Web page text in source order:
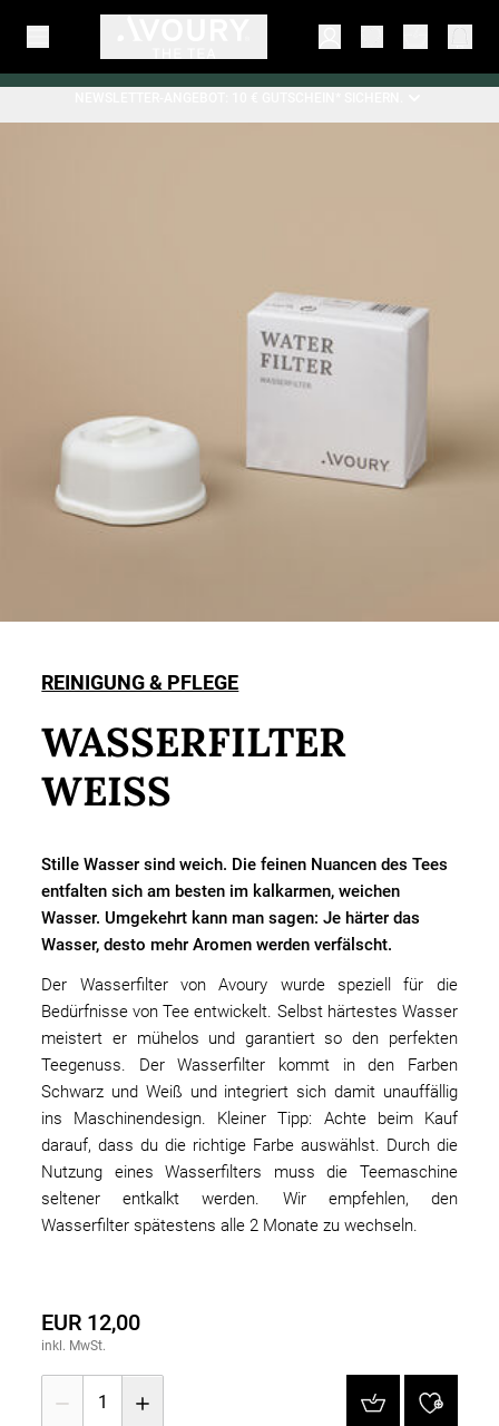
REINIGUNG & PFLEGE
WASSERFILTER
WEISS
Stille Wasser sind weich. Die feinen Nuancen des Tees
entfalten sich am besten im kalkarmen, weichen
Wasser. Umgekehrt kann man sagen: Je härter das
Wasser, desto mehr Aromen werden verfälscht.
Der Wasserfilter von Avoury wurde speziell für die
Bedürfnisse von Tee entwickelt. Selbst härtestes Wasser
meistert er mühelos und garantiert so den perfekten
Teegenuss. Der Wasserfilter kommt in den Farben
Schwarz und Weiß und integriert sich damit unauffällig
ins Maschinendesign. Kleiner Tipp: Achte beim Kauf
darauf, dass du die richtige Farbe auswählst. Durch die
Nutzung eines Wasserfilters muss die Teemaschine
seltener entkalkt werden. Wir empfehlen, den
Wasserfilter spätestens alle 2 Monate zu wechseln.
EUR 12,00
inkl. MwSt.
1